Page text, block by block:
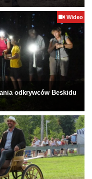
Wideo
odkrywców Beskidu